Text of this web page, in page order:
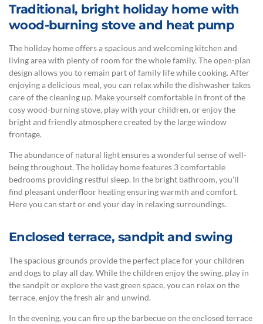
Traditional, bright holiday home with
wood-burning stove and heat pump
The holiday home offers a spacious and welcoming kitchen and
living area with plenty of room for the whole family. The open-plan
design allows you to remain part of family life while cooking. After
enjoying a delicious meal, you can relax while the dishwasher takes
care of the cleaning up. Make yourself comfortable in front of the
cosy wood-burning stove, play with your children, or enjoy the
bright and friendly atmosphere created by the large window
frontage.
The abundance of natural light ensures a wonderful sense of well-
being throughout. The holiday home features 3 comfortable
bedrooms providing restful sleep. In the bright bathroom, you'll
find pleasant underfloor heating ensuring warmth and comfort.
Here you can start or end your day in relaxing surroundings.
Enclosed terrace, sandpit and swing
The spacious grounds provide the perfect place for your children
and dogs to play all day. While the children enjoy the swing, play in
the sandpit or explore the vast green space, you can relax on the
terrace, enjoy the fresh air and unwind.
In the evening, you can fire up the barbecue on the enclosed terrace